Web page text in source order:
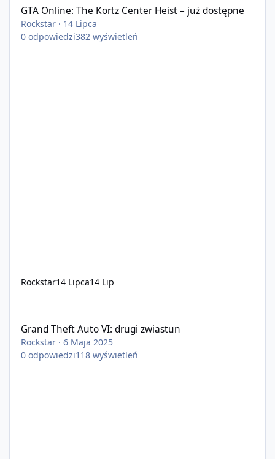
GTA Online: The Kortz Center Heist – już dostępne
Rockstar · 14 Lipca
0 odpowiedzi382 wyświetleń
Rockstar14 Lipca14 Lip
Grand Theft Auto VI: drugi zwiastun
Rockstar ·6 Maja 2025
0 odpowiedzi118 wyświetleń